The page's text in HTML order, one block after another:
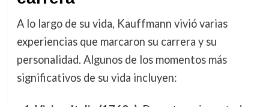
A lo largo de su vida, Kauffmann vivió varias
experiencias que marcaron su carrera y su
personalidad. Algunos de los momentos más
significativos de su vida incluyen: